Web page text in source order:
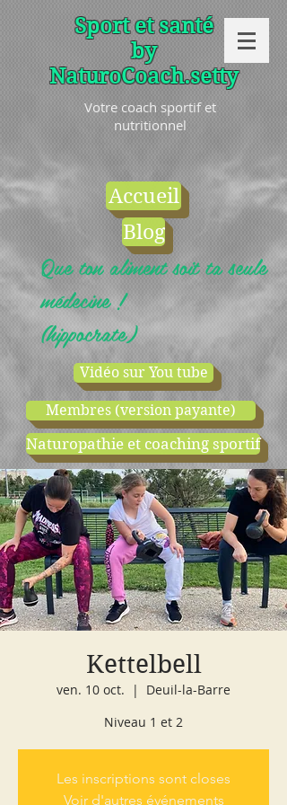
Sport et santé
by
NaturoCoach.setty
Votre coach sportif et
nutritionnel
Accueil
Blog
Que ton aliment soit ta seule
médecine !
(hippocrate)
Vidéo sur You tube
Membres (version payante)
Naturopathie et coaching sportif
cours d'essai boutique
Kettelbell
ven. 10 oct.
  |
Deuil-la-Barre
Niveau 1 et 2
Les inscriptions sont closes
Voir d'autres événements